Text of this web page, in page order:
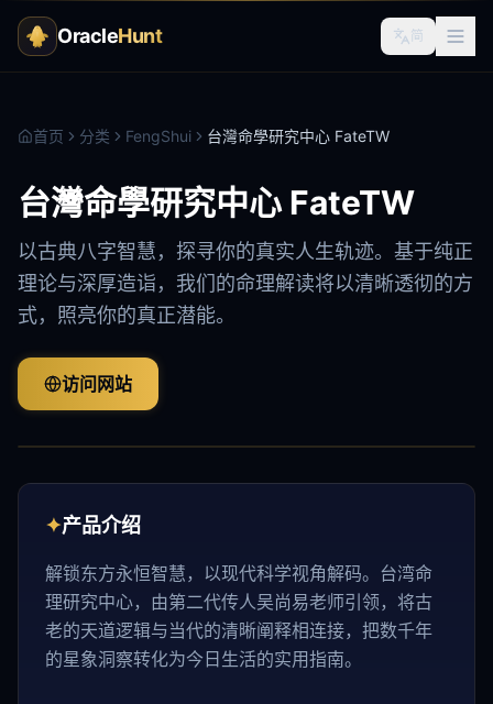
OracleHunt 简
首页 分类 FengShui 台灣命學研究中心 FateTW
台灣命學研究中心 FateTW
以古典八字智慧，探寻你的真实人生轨迹。基于纯正
理论与深厚造诣，我们的命理解读将以清晰透彻的方
式，照亮你的真正潜能。
访问网站
✦产品介绍
解锁东方永恒智慧，以现代科学视角解码。台湾命
理研究中心，由第二代传人吴尚易老师引领，将古
老的天道逻辑与当代的清晰阐释相连接，把数千年
的星象洞察转化为今日生活的实用指南。